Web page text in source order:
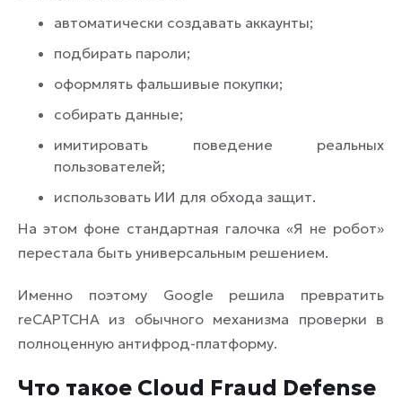
автоматически создавать аккаунты;
подбирать пароли;
оформлять фальшивые покупки;
собирать данные;
имитировать поведение реальных
пользователей;
использовать ИИ для обхода защит.
На этом фоне стандартная галочка «Я не робот»
перестала быть универсальным решением.
Именно поэтому Google решила превратить
reCAPTCHA из обычного механизма проверки в
полноценную антифрод-платформу.
Что такое Cloud Fraud Defense